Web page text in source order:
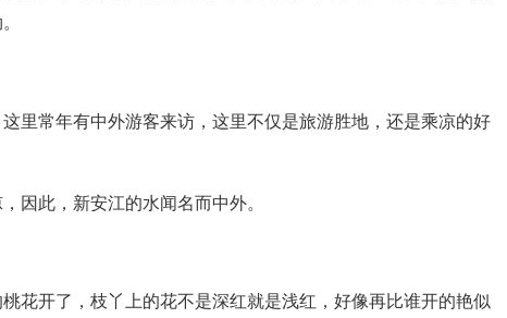
里常年有中外游客来访，这里不仅是旅游胜地，还是乘凉的好
因此，新安江的水闻名而中外。
花开了，枝丫上的花不是深红就是浅红，好像再比谁开的艳似